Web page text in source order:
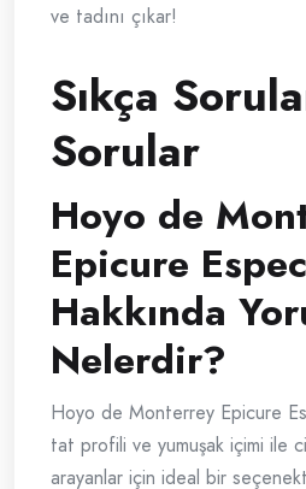
ve tadını çıkar!
Sıkça
Sorular
Hoyo de
Epicure
Hakkında
Nelerdir?
Hoyo de Monterrey Epicure
tat profili ve yumuşak içimi ile
arayanlar için ideal bir